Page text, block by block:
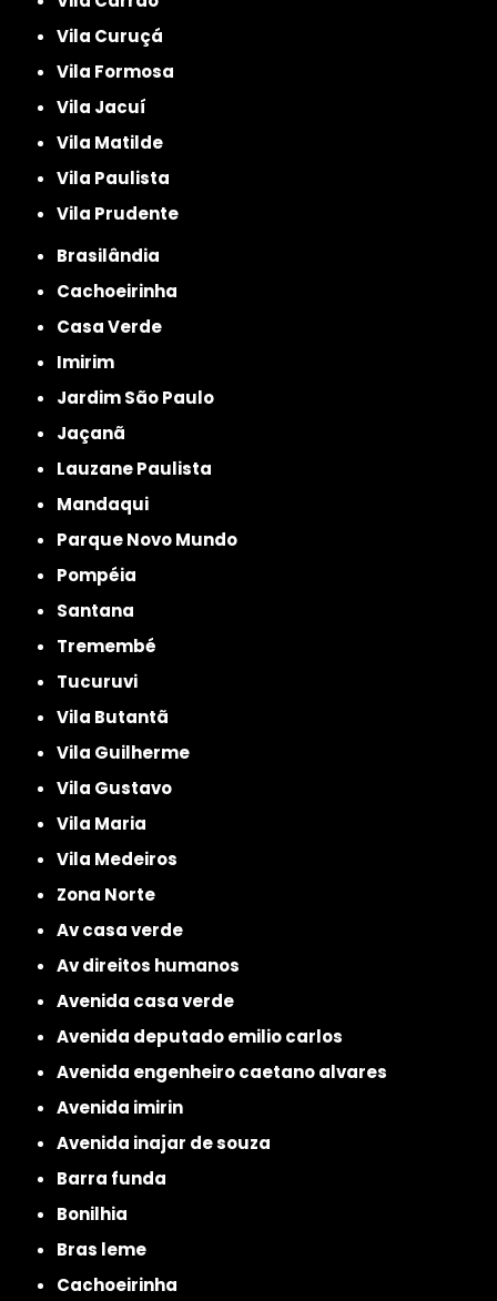
Vila Curuçá
Vila Formosa
Vila Jacuí
Vila Matilde
Vila Paulista
Vila Prudente
Brasilândia
Cachoeirinha
Casa Verde
Imirim
Jardim São Paulo
Jaçanã
Lauzane Paulista
Mandaqui
Parque Novo Mundo
Pompéia
Santana
Tremembé
Tucuruvi
Vila Butantã
Vila Guilherme
Vila Gustavo
Vila Maria
Vila Medeiros
Zona Norte
av casa verde
av direitos humanos
avenida casa verde
avenida deputado emilio carlos
avenida engenheiro caetano alvares
avenida imirin
avenida inajar de souza
barra funda
bonilhia
bras leme
cachoeirinha